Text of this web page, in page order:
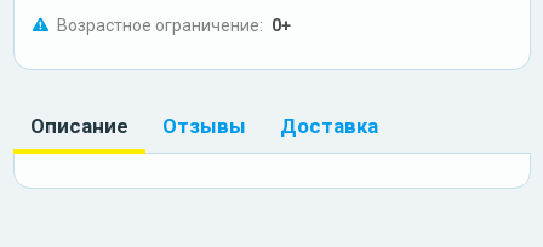
Возрастное ограничение: 0+
Описание Отзывы Доставка